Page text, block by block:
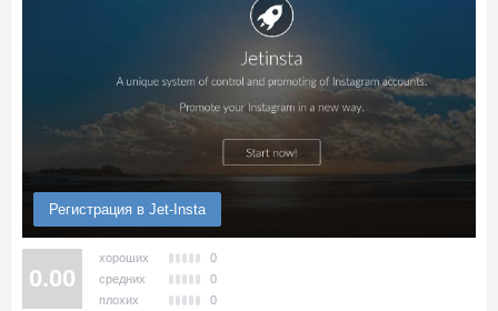
Регистрация в Jet-Insta
0.00
хороших
0
средних
0
плохих
0